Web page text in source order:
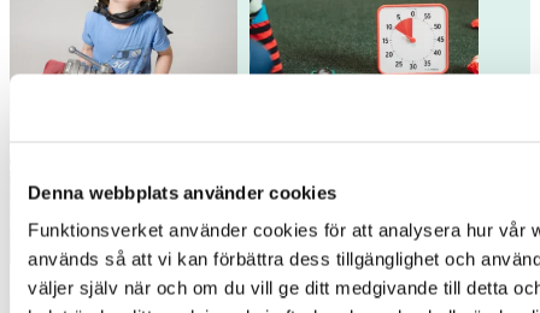
Denna webbplats använder cookies
Funktionsverket använder cookies för att analysera hur vår
används så att vi kan förbättra dess tillgänglighet och
väljer själv när och om du vill ge ditt medgivande till detta